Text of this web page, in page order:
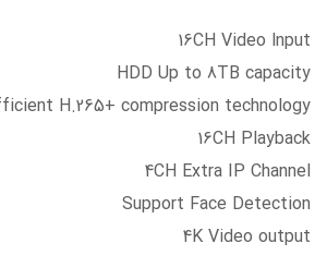
16CH Video lnput
HDD Up to 8TB capacity
H.265+ compression technology
16CH Playback
4CH Extra IP Channel
Support Face Detection
4K Video output